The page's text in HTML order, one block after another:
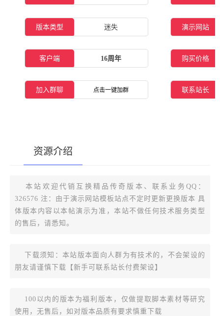
版本类型 迷失 演示网站
客户端 16周年 购买价格
加入群聊 点击一键加群 联系站长
资源介绍
[复制版本链接]
本站欢迎代销互换精品传奇版本、联系业务QQ：
326576 注：由于演示网站模板站点不定时更新更换版本 具
体版本内容以本帖演示为准，本站不做任何技术服务类型
的售后，请悉知。
下载须知：本站版本面向人群为有技术的，不会架设的
朋友请谨慎下载【新手可联系站长付费架设】
100以内的版本为福利版本，仅做提取脚本素材等研究
使用，无售后，如对版本品质有要求慎重下载